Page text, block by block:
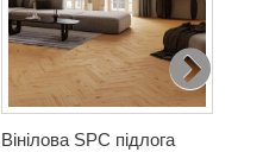
Вінілова SPC підлога